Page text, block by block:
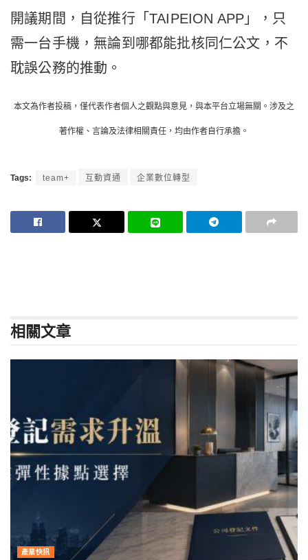
開議期間，自從推行「TAIPEION APP」，只
需一台手機，無論到哪都能批核同仁公文，不
耽誤公務的推動。
本文為作者投稿，僅代表作者個人之觀點與意見，與本平台立場無關。涉及之
著作權、言論及法律相關責任，均由作者自行承擔。
Tags: team+ 互動資通 企業數位轉型
相關文章
產業快訊